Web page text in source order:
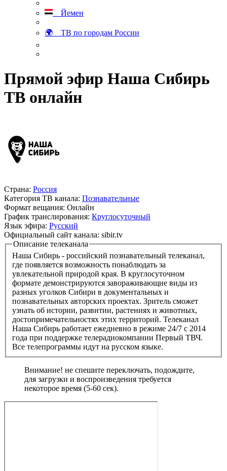
Йемен
🌍 ТВ по городам России
Прямой эфир Наша Сибирь
ТВ онлайн
Страна: Россия
Категория ТВ канала: Познавательные
Формат вещания: Онлайн
График транслирования: Круглосуточный
Язык эфира: Русский
Официальный сайт канала: sibir.tv
Описание телеканала
Наша Сибирь - российский познавательный телеканал,
где появляется возможность понаблюдать за
увлекательной природой края. В круглосуточном
формате демонстрируются завораживающие виды из
разных уголков Сибири в документальных и
познавательных авторских проектах. Зритель сможет
узнать об истории, развитии, растениях и животных,
достопримечательностях этих территорий. Телеканал
Наша Сибирь работает ежедневно в режиме 24/7 с 2014
года при поддержке телерадиокомпании Первый ТВЧ.
Все телепрограммы идут на русском языке.
Внимание! не спешите переключать, подождите,
для загрузки и воспроизведения требуется
некоторое время (5-60 сек).